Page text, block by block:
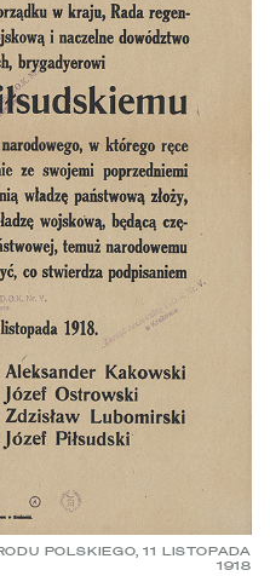
POLSKIEGO, 11 LISTOPADA
1918